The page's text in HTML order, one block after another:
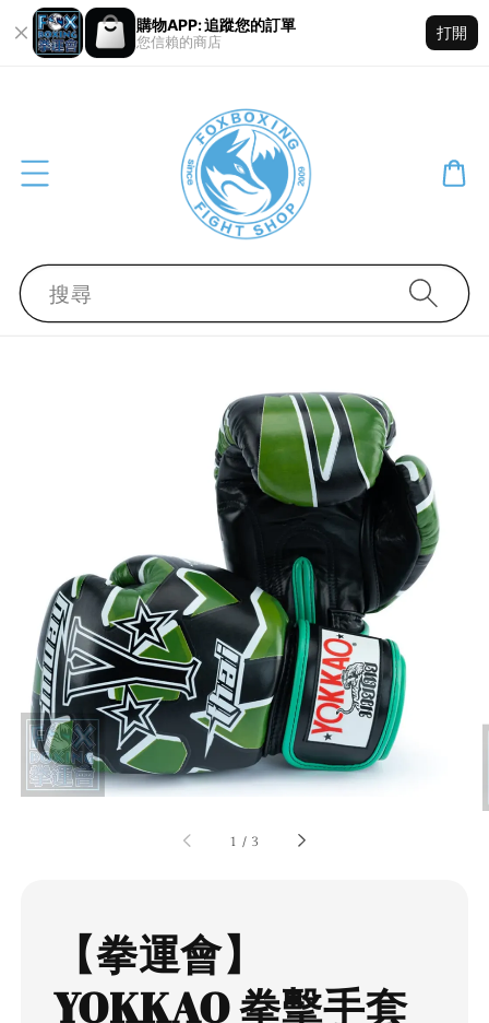
購物APP: 追蹤您的訂單
您信賴的商店
打開
搜尋
1 / 3
【拳運會】
YOKKAO 拳擊手套